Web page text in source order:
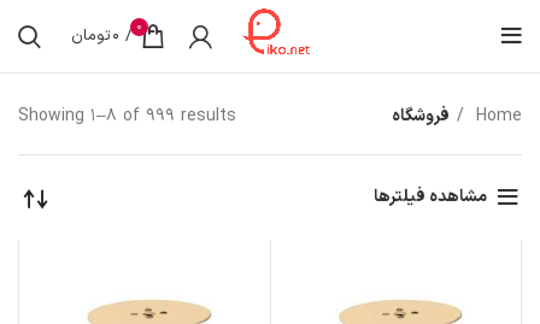
0
/
0تومان
Home فروشگاه Showing 1–8 of 999 results
مشاهده فیلترها